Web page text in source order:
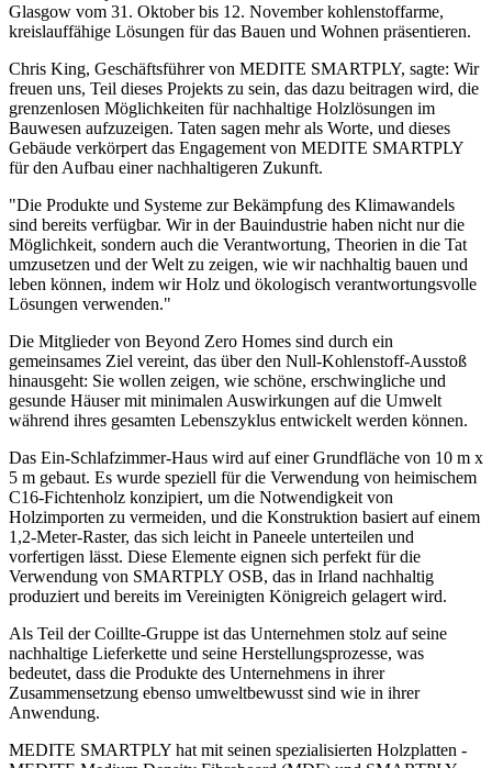
Glasgow vom 31. Oktober bis 12. November kohlenstoffarme,
kreislauffähige Lösungen für das Bauen und Wohnen präsentieren.
Chris King, Geschäftsführer von MEDITE SMARTPLY, sagte: Wir
freuen uns, Teil dieses Projekts zu sein, das dazu beitragen wird, die
grenzenlosen Möglichkeiten für nachhaltige Holzlösungen im
Bauwesen aufzuzeigen. Taten sagen mehr als Worte, und dieses
Gebäude verkörpert das Engagement von MEDITE SMARTPLY
für den Aufbau einer nachhaltigeren Zukunft.
"Die Produkte und Systeme zur Bekämpfung des Klimawandels
sind bereits verfügbar. Wir in der Bauindustrie haben nicht nur die
Möglichkeit, sondern auch die Verantwortung, Theorien in die Tat
umzusetzen und der Welt zu zeigen, wie wir nachhaltig bauen und
leben können, indem wir Holz und ökologisch verantwortungsvolle
Lösungen verwenden."
Die Mitglieder von Beyond Zero Homes sind durch ein
gemeinsames Ziel vereint, das über den Null-Kohlenstoff-Ausstoß
hinausgeht: Sie wollen zeigen, wie schöne, erschwingliche und
gesunde Häuser mit minimalen Auswirkungen auf die Umwelt
während ihres gesamten Lebenszyklus entwickelt werden können.
Das Ein-Schlafzimmer-Haus wird auf einer Grundfläche von 10 m x
5 m gebaut. Es wurde speziell für die Verwendung von heimischem
C16-Fichtenholz konzipiert, um die Notwendigkeit von
Holzimporten zu vermeiden, und die Konstruktion basiert auf einem
1,2-Meter-Raster, das sich leicht in Paneele unterteilen und
vorfertigen lässt. Diese Elemente eignen sich perfekt für die
Verwendung von SMARTPLY OSB, das in Irland nachhaltig
produziert und bereits im Vereinigten Königreich gelagert wird.
Als Teil der Coillte-Gruppe ist das Unternehmen stolz auf seine
nachhaltige Lieferkette und seine Herstellungsprozesse, was
bedeutet, dass die Produkte des Unternehmens in ihrer
Zusammensetzung ebenso umweltbewusst sind wie in ihrer
Anwendung.
MEDITE SMARTPLY hat mit seinen spezialisierten Holzplatten -